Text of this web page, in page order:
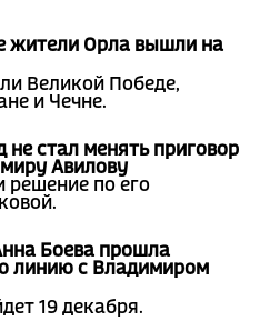
жители Орла вышли на
Великой Победе,
и Чечне.
не стал менять приговор
Авилову
решение по его
Боева прошла
линию с Владимиром
19 декабря.